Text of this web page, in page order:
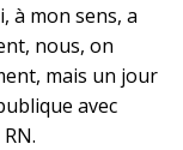
à mon sens, a
nous, on
mais un jour
avec